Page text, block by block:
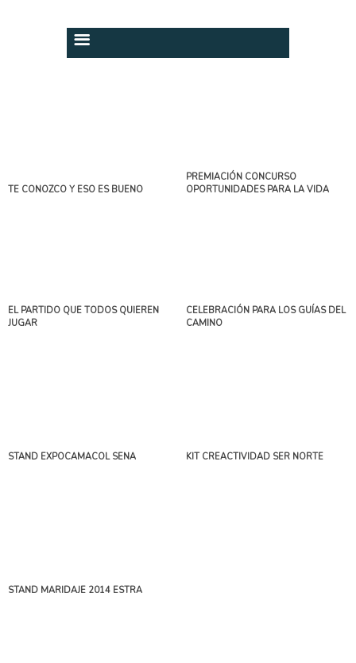
TE CONOZCO Y ESO ES BUENO
PREMIACIÓN CONCURSO
OPORTUNIDADES PARA LA VIDA
EL PARTIDO QUE TODOS QUIEREN
JUGAR
CELEBRACIÓN PARA LOS GUÍAS DEL
CAMINO
STAND EXPOCAMACOL SENA KIT CREACTIVIDAD SER NORTE
STAND MARIDAJE 2014 ESTRA